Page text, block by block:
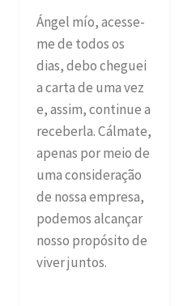
Ángel mío, acesse-
me de todos os
dias, debo cheguei
a carta de uma vez
e, assim, continue a
receberla. Cálmate,
apenas por meio de
uma consideração
de nossa empresa,
podemos alcançar
nosso propósito de
viver juntos.